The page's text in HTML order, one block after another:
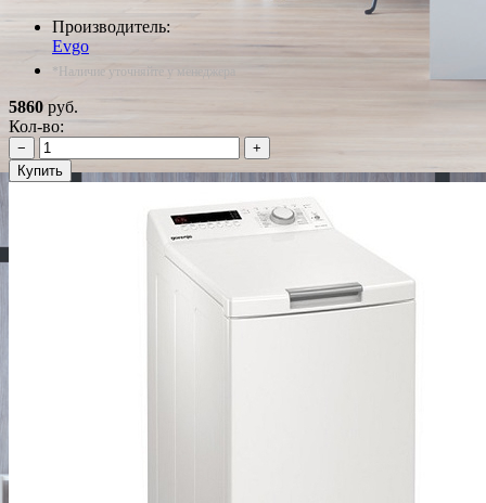
Производитель:
Evgo
*Наличие уточняйте у менеджера
5860 руб.
Кол-во:
−
+
Купить